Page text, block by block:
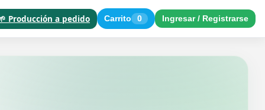
Producción a pedido Carrito 0 Ingresar / Registrarse